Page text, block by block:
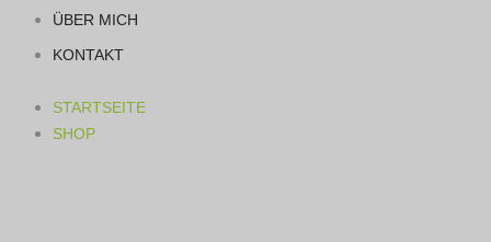
ÜBER MICH
KONTAKT
STARTSEITE
SHOP